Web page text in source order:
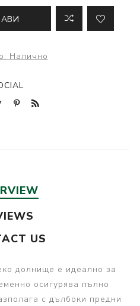
Налично
US
долнище е идеално за
осигурява пълно
с дълбоки предни